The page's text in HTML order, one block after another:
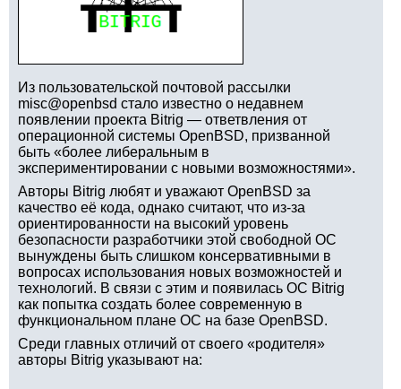
Из пользовательской почтовой рассылки
misc@openbsd стало известно о недавнем
появлении проекта Bitrig — ответвления от
операционной системы OpenBSD, призванной
быть «более либеральным в
экспериментировании с новыми возможностями».
Авторы Bitrig любят и уважают OpenBSD за
качество её кода, однако считают, что из-за
ориентированности на высокий уровень
безопасности разработчики этой свободной ОС
вынуждены быть слишком консервативными в
вопросах использования новых возможностей и
технологий. В связи с этим и появилась ОС Bitrig
как попытка создать более современную в
функциональном плане ОС на базе OpenBSD.
Среди главных отличий от своего «родителя»
авторы Bitrig указывают на: